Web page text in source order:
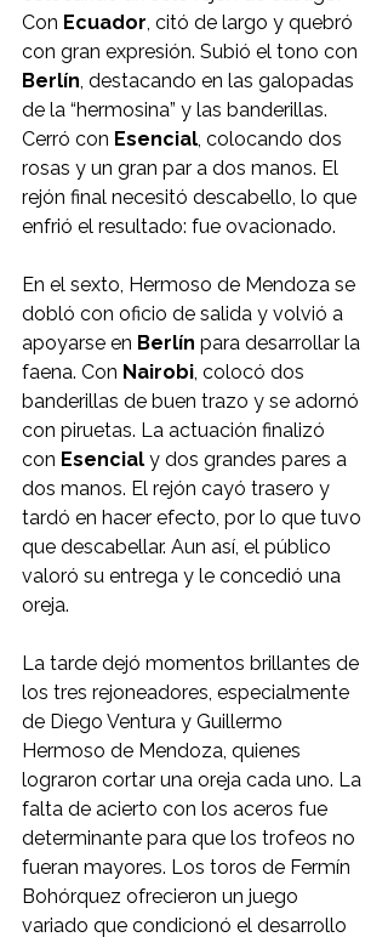
Con Ecuador, citó de largo y quebró
con gran expresión. Subió el tono con
Berlín, destacando en las galopadas
de la “hermosina” y las banderillas.
Cerró con Esencial, colocando dos
rosas y un gran par a dos manos. El
rejón final necesitó descabello, lo que
enfrió el resultado: fue ovacionado.
En el sexto, Hermoso de Mendoza se
dobló con oficio de salida y volvió a
apoyarse en Berlín para desarrollar la
faena. Con Nairobi, colocó dos
banderillas de buen trazo y se adornó
con piruetas. La actuación finalizó
con Esencial y dos grandes pares a
dos manos. El rejón cayó trasero y
tardó en hacer efecto, por lo que tuvo
que descabellar. Aun así, el público
valoró su entrega y le concedió una
oreja.
La tarde dejó momentos brillantes de
los tres rejoneadores, especialmente
de Diego Ventura y Guillermo
Hermoso de Mendoza, quienes
lograron cortar una oreja cada uno. La
falta de acierto con los aceros fue
determinante para que los trofeos no
fueran mayores. Los toros de Fermín
Bohórquez ofrecieron un juego
variado que condicionó el desarrollo